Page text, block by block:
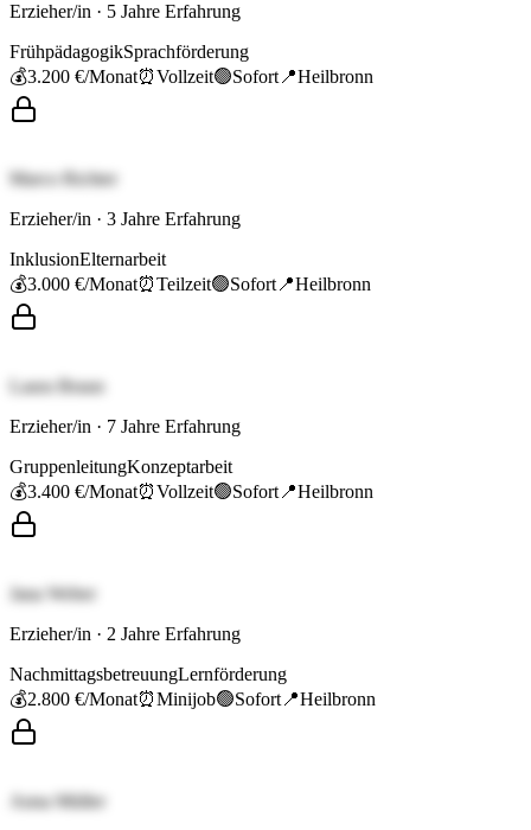
Erzieher/in · 5 Jahre Erfahrung
FrühpädagogikSprachförderung
💰3.200 €/Monat⏰Vollzeit🟢Sofort 📍Heilbronn
Marco Richter
Erzieher/in · 3 Jahre Erfahrung
InklusionElternarbeit
💰3.000 €/Monat⏰Teilzeit🟢Sofort 📍Heilbronn
Laura Braun
Erzieher/in · 7 Jahre Erfahrung
GruppenleitungKonzeptarbeit
💰3.400 €/Monat⏰Vollzeit🟢Sofort 📍Heilbronn
Jana Weber
Erzieher/in · 2 Jahre Erfahrung
NachmittagsbetreuungLernförderung
💰2.800 €/Monat⏰Minijob🟢Sofort 📍Heilbronn
Anna Müller